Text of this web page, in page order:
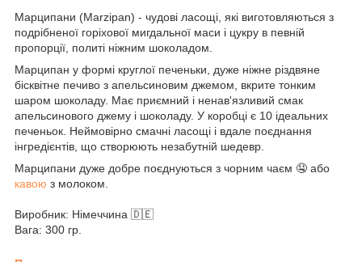
Марципани (Marzipan) - чудові ласощі, які виготовляються з
подрібненої горіхової мигдальної маси і цукру в певній
пропорції, политі ніжним шоколадом.
Марципан у формі круглої печеньки, дуже ніжне різдвяне
бісквітне печиво з апельсиновим джемом, вкрите тонким
шаром шоколаду. Має приємний і ненав'язливий смак
апельсинового джему і шоколаду. У коробці є 10 ідеальних
печеньок. Неймовірно смачні ласощі і вдале поєднання
інгредієнтів, що створюють незабутній шедевр.
Марципани дуже добре поєднуються з чорним чаєм 🤤 або
кавою з молоком.
Виробник: Німеччина 🇩🇪
Вага: 300 гр.